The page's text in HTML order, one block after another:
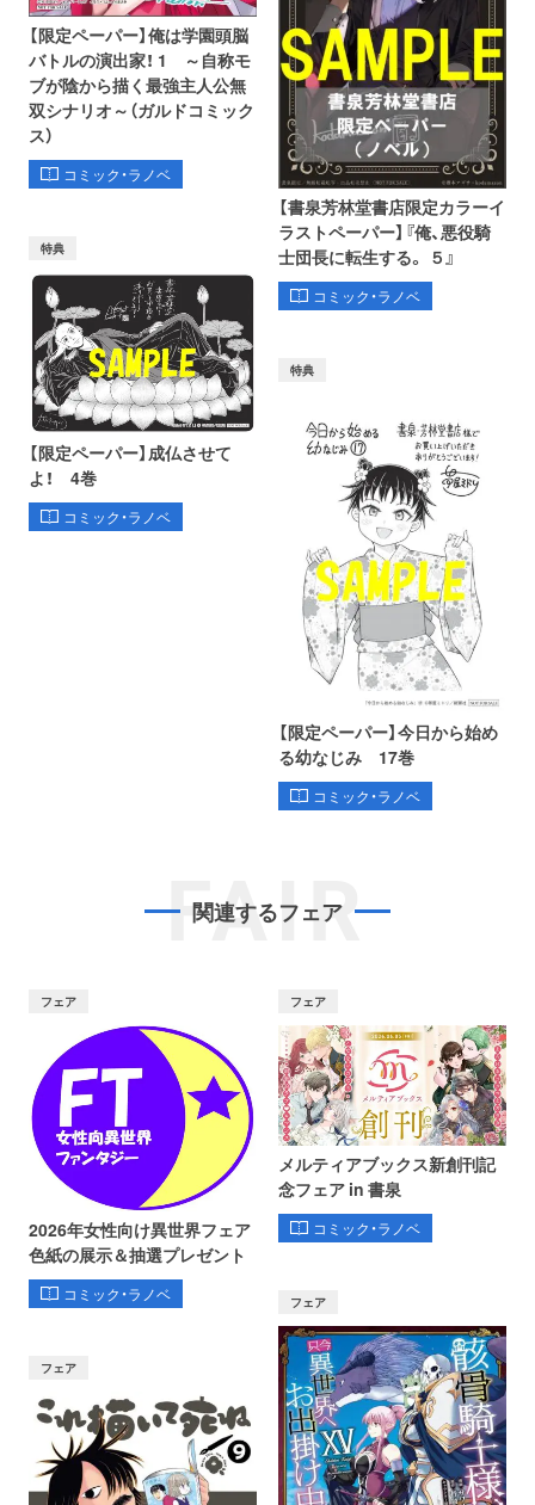
【限定ペーパー】俺は学園頭脳
バトルの演出家！ 1 ～自称モ
ブが陰から描く最強主人公無
双シナリオ～（ガルドコミック
ス）
コミック・ラノベ
【書泉芳林堂書店限定カラーイ
ラストペーパー】『俺、悪役騎
士団長に転生する。 ５』
コミック・ラノベ
特典
【限定ペーパー】成仏させて
よ！ 4巻
コミック・ラノベ
特典
【限定ペーパー】今日から始め
る幼なじみ 17巻
コミック・ラノベ
FAIR
関連するフェア
フェア
2026年女性向け異世界フェア
色紙の展示＆抽選プレゼント
コミック・ラノベ
フェア
メルティアブックス新創刊記
念フェア in 書泉
コミック・ラノベ
フェア
フェア